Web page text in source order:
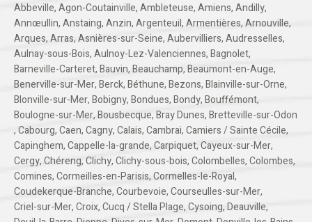
Abbeville,Agon-Coutainville,Ambleteuse,Amiens,Andilly,
Annœullin,Anstaing,Anzin,Argenteuil,Armentières,Arnouville,
Arques,Arras,Asnières-sur-Seine,Aubervilliers,Audresselles,
Aulnay-sous-Bois,Aulnoy-Lez-Valenciennes,Bagnolet,
Barneville-Carteret,Bauvin,Beauchamp,Beaumont-en-Auge,
Benerville-sur-Mer,Berck,Béthune,Bezons,Blainville-sur-Orne,
Blonville-sur-Mer,Bobigny,Bondues,Bondy,Bouffémont,
Boulogne-sur-Mer,Bousbecque,Bray Dunes,Bretteville-sur-Odon
,Cabourg,Caen,Cagny,Calais,Cambrai,Camiers / Sainte Cécile,
Capinghem,Cappelle-la-grande,Carpiquet,Cayeux-sur-Mer,
Cergy,Chéreng,Clichy,Clichy-sous-bois,Colombelles,Colombes,
Comines,Cormeilles-en-Parisis,Cormelles-le-Royal,
Coudekerque-Branche,Courbevoie,Courseulles-sur-Mer,
Criel-sur-Mer,Croix,Cucq / Stella Plage,Cysoing,Deauville,